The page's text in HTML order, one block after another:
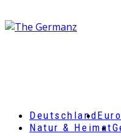
Deutschland
Natur & Heimat